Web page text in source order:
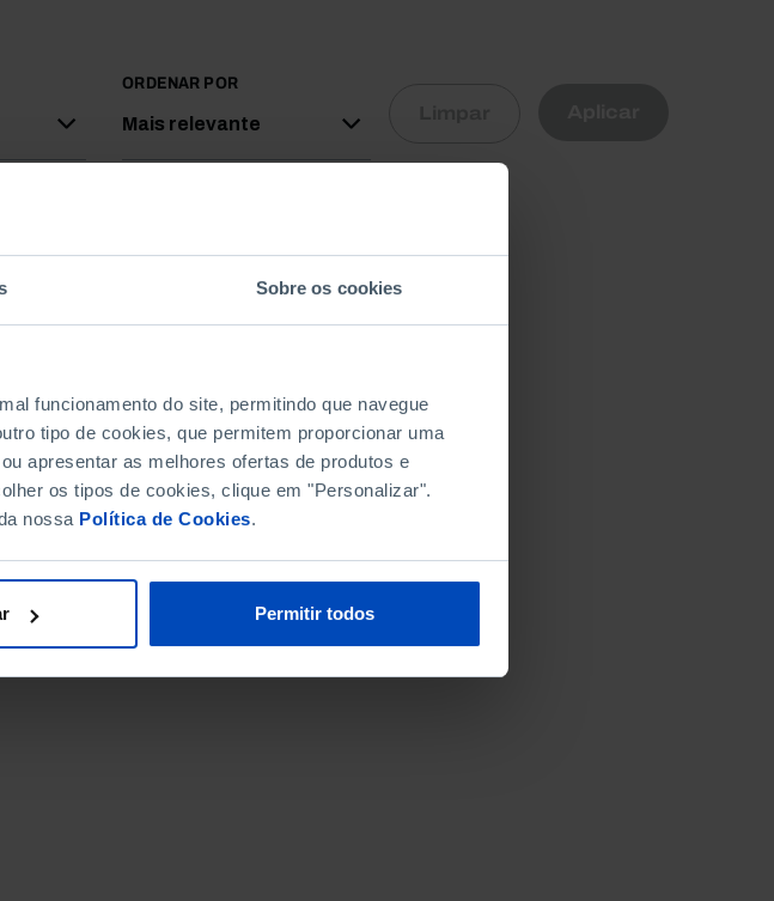
Sobre os cookies
funcionamento do site, permitindo que navegue
tipo de cookies, que permitem proporcionar uma
apresentar as melhores ofertas de produtos e
os tipos de cookies, clique em "Personalizar".
nossa Política de Cookies.
Permitir todos
ORDENAR POR
Mais relevante